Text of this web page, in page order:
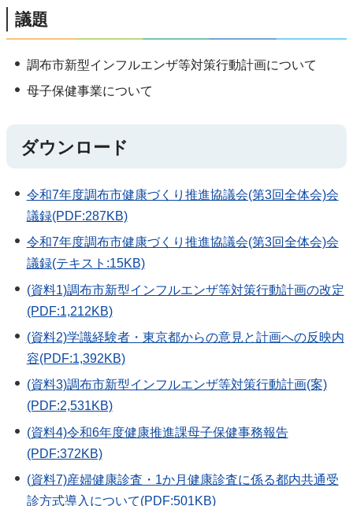
議題
調布市新型インフルエンザ等対策行動計画について
母子保健事業について
ダウンロード
令和7年度調布市健康づくり推進協議会(第3回全体会)会
議録(PDF:287KB)
令和7年度調布市健康づくり推進協議会(第3回全体会)会
議録(テキスト:15KB)
(資料1)調布市新型インフルエンザ等対策行動計画の改定
(PDF:1,212KB)
(資料2)学識経験者・東京都からの意見と計画への反映内
容(PDF:1,392KB)
(資料3)調布市新型インフルエンザ等対策行動計画(案)
(PDF:2,531KB)
(資料4)令和6年度健康推進課母子保健事務報告
(PDF:372KB)
(資料7)産婦健康診査・1か月健康診査に係る都内共通受
診方式導入について(PDF:501KB)